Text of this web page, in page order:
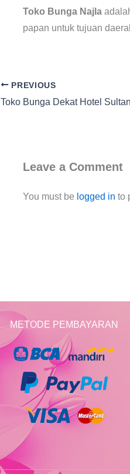
Toko Bunga Najla
papan untuk tujuan
PREVIOUS
Toko Bunga Dekat Hotel
Leave a Comment
You must be logged in to
METODE PEMBAYARAN